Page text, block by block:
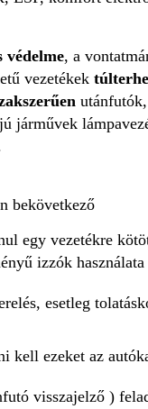
védelme, a
vezetékek
utánfutók,
járművek
bekövetkező
egy vezetékre
izzók használata
esetleg
kell ezeket az
visszajelző )